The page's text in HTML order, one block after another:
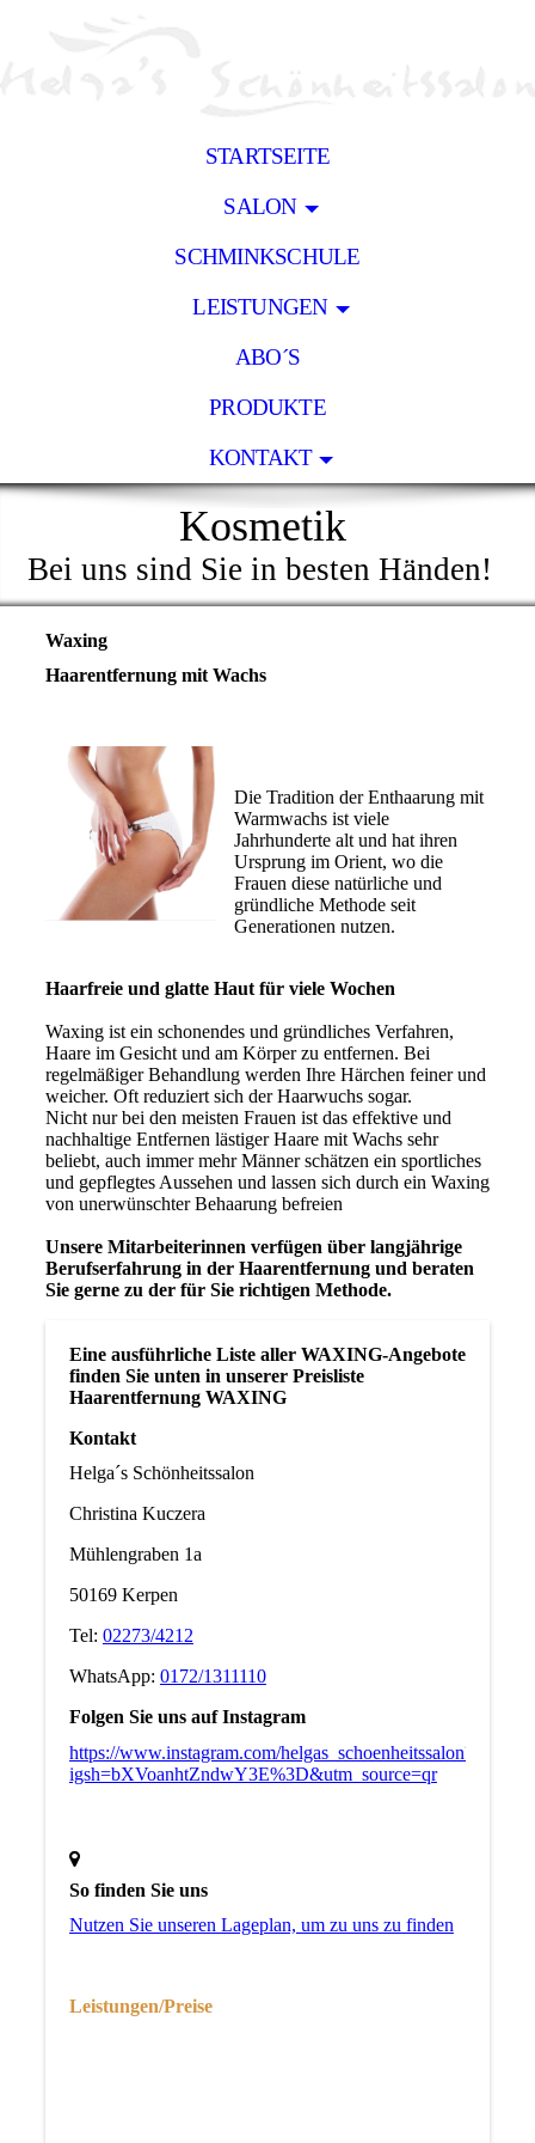
STARTSEITE
SALON
SCHMINKSCHULE
LEISTUNGEN
ABO´S
PRODUKTE
KONTAKT
Kosmetik
Bei uns sind Sie in besten Händen!
Waxing
Haarentfernung mit Wachs
Die Tradition der Enthaarung mit
Warmwachs ist viele
Jahrhunderte alt und hat ihren
Ursprung im Orient, wo die
Frauen diese natürliche und
gründliche Methode seit
Generationen nutzen.
Haarfreie und glatte Haut für viele Wochen
Waxing ist ein schonendes und gründliches Verfahren,
Haare im Gesicht und am Körper zu entfernen. Bei
regelmäßiger Behandlung werden Ihre Härchen feiner und
weicher. Oft reduziert sich der Haarwuchs sogar.
Nicht nur bei den meisten Frauen ist das effektive und
nachhaltige Entfernen lästiger Haare mit Wachs sehr
beliebt, auch immer mehr Männer schätzen ein sportliches
und gepflegtes Aussehen und lassen sich durch ein Waxing
von unerwünschter Behaarung befreien
Unsere Mitarbeiterinnen verfügen über langjährige
Berufserfahrung in der Haarentfernung und beraten
Sie gerne zu der für Sie richtigen Methode.
Eine ausführliche Liste aller WAXING-Angebote
finden Sie unten in unserer Preisliste
Haarentfernung WAXING
Kontakt
Helga´s Schönheitssalon
Christina Kuczera
Mühlengraben 1a
50169 Kerpen
Tel: 02273/4212
WhatsApp: 0172/1311110
Folgen Sie uns auf Instagram
https://www.instagram.com/helgas_schoenheitssalon?
igsh=bXVoanhtZndwY3E%3D&utm_source=qr
So finden Sie uns
Nutzen Sie unseren La­ge­plan, um zu uns zu finden
Leistungen/Preise